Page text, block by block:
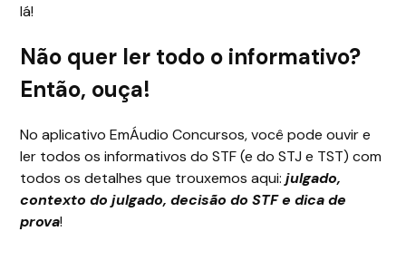
lá!
Não quer ler todo o informativo?
Então, ouça!
No aplicativo EmÁudio Concursos, você pode ouvir e
ler todos os informativos do STF (e do STJ e TST) com
todos os detalhes que trouxemos aqui:julgado,
contexto do julgado, decisão do STF e dica de
prova!